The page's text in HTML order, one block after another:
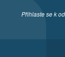
Přihlaste se k